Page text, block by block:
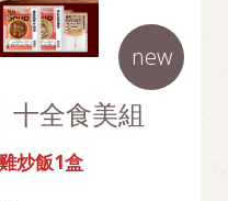
十全食美組
炒飯1盒
new